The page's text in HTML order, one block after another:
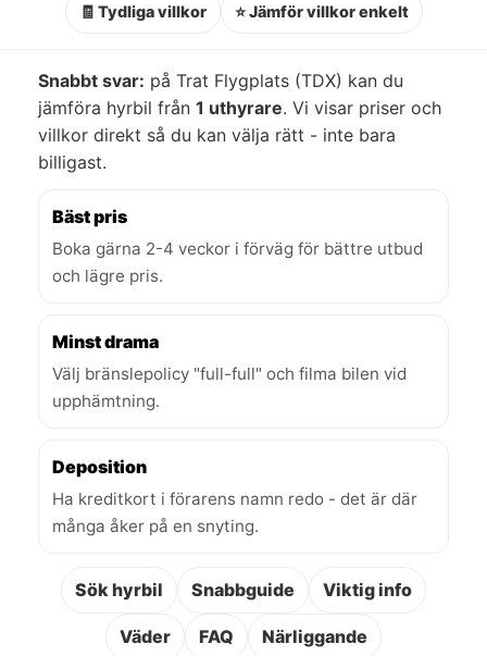
🧾 Tydliga villkor ⭐ Jämför villkor enkelt
Snabbt svar: på Trat Flygplats (TDX) kan du
jämföra hyrbil från 1 uthyrare. Vi visar priser och
villkor direkt så du kan välja rätt - inte bara
billigast.
Bäst pris
Boka gärna 2-4 veckor i förväg för bättre utbud
och lägre pris.
Minst drama
Välj bränslepolicy "full-full" och filma bilen vid
upphämtning.
Deposition
Ha kreditkort i förarens namn redo - det är där
många åker på en snyting.
Sök hyrbil Snabbguide Viktig info
Väder FAQ Närliggande